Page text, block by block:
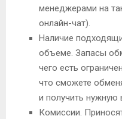
менеджерами на
онлайн-чат).
Наличие
объеме. Запасы
чего есть
что сможете
и получить нужную
Комиссии.